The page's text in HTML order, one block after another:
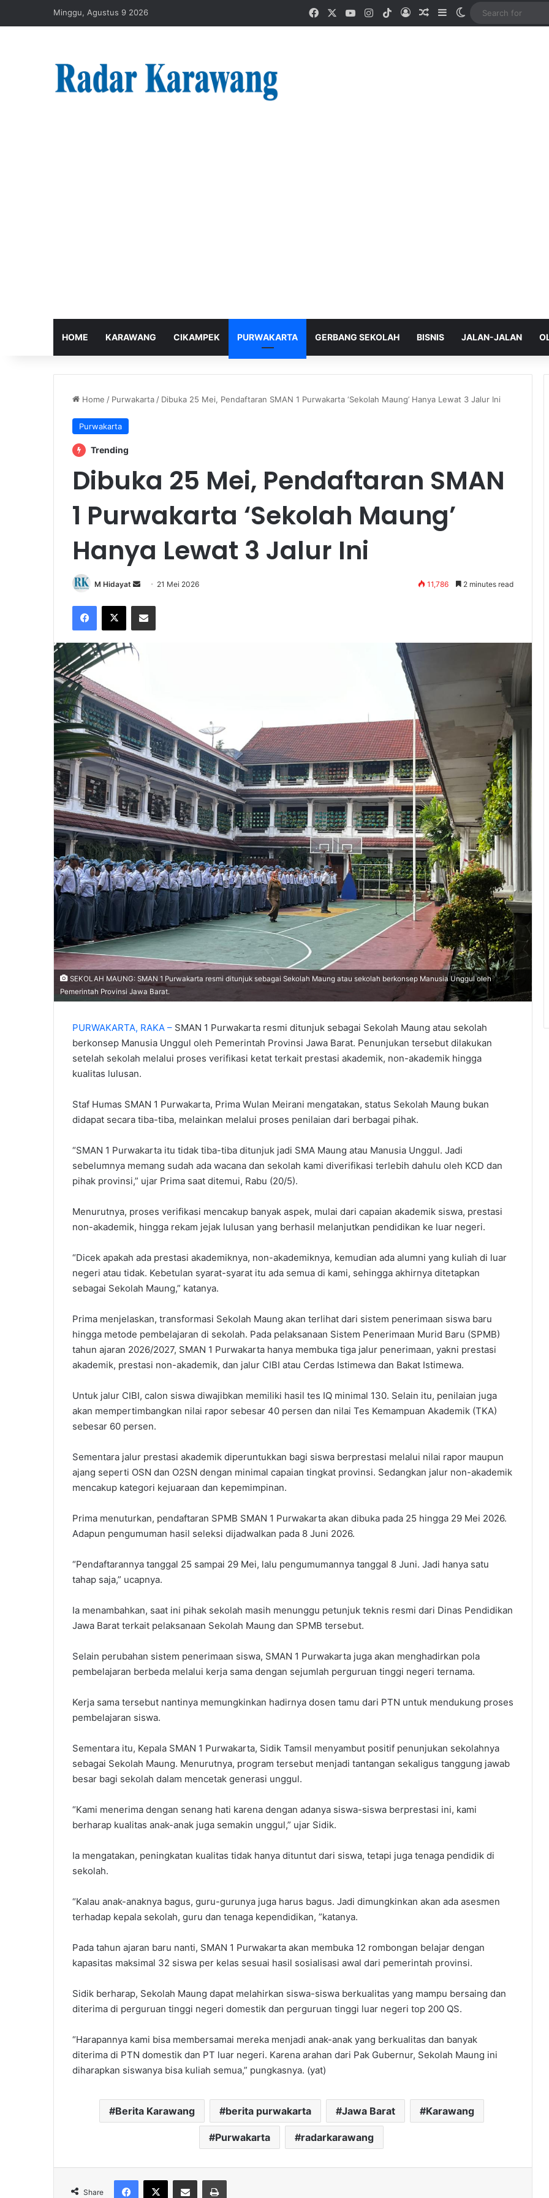
Minggu, Agustus 9 2026 FacebookYouTubeInstagram
TikTokLog InRandom Article
SidebarSwitch skin
HOME KARAWANG CIKAMPEK PURWAKARTA GERBANG SEKOLAH BISNIS JALAN-JALAN
Home / Purwakarta / Dibuka 25 Mei, Pendaftaran SMAN 1 Purwakarta ‘Sekolah Maung’ Hanya Lewat 3 Jalur Ini
Purwakarta
Trending
Dibuka 25 Mei, Pendaftaran SMAN
1 Purwakarta ‘Sekolah Maung’
Hanya Lewat 3 Jalur Ini
M Hidayat
Send
email
21 Mei 2026 11,786 2 minutes read
Facebook
X Share via Email
SEKOLAH MAUNG: SMAN 1 Purwakarta resmi ditunjuk sebagai Sekolah Maung atau sekolah berkonsep Manusia Unggul oleh
Pemerintah Provinsi Jawa Barat.
PURWAKARTA, RAKA – SMAN 1 Purwakarta resmi ditunjuk sebagai Sekolah Maung atau sekolah
berkonsep Manusia Unggul oleh Pemerintah Provinsi Jawa Barat. Penunjukan tersebut dilakukan
setelah sekolah melalui proses verifikasi ketat terkait prestasi akademik, non-akademik hingga
kualitas lulusan.
Staf Humas SMAN 1 Purwakarta, Prima Wulan Meirani mengatakan, status Sekolah Maung bukan
didapat secara tiba-tiba, melainkan melalui proses penilaian dari berbagai pihak.
“SMAN 1 Purwakarta itu tidak tiba-tiba ditunjuk jadi SMA Maung atau Manusia Unggul. Jadi
sebelumnya memang sudah ada wacana dan sekolah kami diverifikasi terlebih dahulu oleh KCD dan
pihak provinsi,” ujar Prima saat ditemui, Rabu (20/5).
Menurutnya, proses verifikasi mencakup banyak aspek, mulai dari capaian akademik siswa, prestasi
non-akademik, hingga rekam jejak lulusan yang berhasil melanjutkan pendidikan ke luar negeri.
“Dicek apakah ada prestasi akademiknya, non-akademiknya, kemudian ada alumni yang kuliah di luar
negeri atau tidak. Kebetulan syarat-syarat itu ada semua di kami, sehingga akhirnya ditetapkan
sebagai Sekolah Maung,” katanya.
Prima menjelaskan, transformasi Sekolah Maung akan terlihat dari sistem penerimaan siswa baru
hingga metode pembelajaran di sekolah. Pada pelaksanaan Sistem Penerimaan Murid Baru (SPMB)
tahun ajaran 2026/2027, SMAN 1 Purwakarta hanya membuka tiga jalur penerimaan, yakni prestasi
akademik, prestasi non-akademik, dan jalur CIBI atau Cerdas Istimewa dan Bakat Istimewa.
Untuk jalur CIBI, calon siswa diwajibkan memiliki hasil tes IQ minimal 130. Selain itu, penilaian juga
akan mempertimbangkan nilai rapor sebesar 40 persen dan nilai Tes Kemampuan Akademik (TKA)
sebesar 60 persen.
Sementara jalur prestasi akademik diperuntukkan bagi siswa berprestasi melalui nilai rapor maupun
ajang seperti OSN dan O2SN dengan minimal capaian tingkat provinsi. Sedangkan jalur non-akademik
mencakup kategori kejuaraan dan kepemimpinan.
Prima menuturkan, pendaftaran SPMB SMAN 1 Purwakarta akan dibuka pada 25 hingga 29 Mei 2026.
Adapun pengumuman hasil seleksi dijadwalkan pada 8 Juni 2026.
“Pendaftarannya tanggal 25 sampai 29 Mei, lalu pengumumannya tanggal 8 Juni. Jadi hanya satu
tahap saja,” ucapnya.
Ia menambahkan, saat ini pihak sekolah masih menunggu petunjuk teknis resmi dari Dinas Pendidikan
Jawa Barat terkait pelaksanaan Sekolah Maung dan SPMB tersebut.
Selain perubahan sistem penerimaan siswa, SMAN 1 Purwakarta juga akan menghadirkan pola
pembelajaran berbeda melalui kerja sama dengan sejumlah perguruan tinggi negeri ternama.
Kerja sama tersebut nantinya memungkinkan hadirnya dosen tamu dari PTN untuk mendukung proses
pembelajaran siswa.
Sementara itu, Kepala SMAN 1 Purwakarta, Sidik Tamsil menyambut positif penunjukan sekolahnya
sebagai Sekolah Maung. Menurutnya, program tersebut menjadi tantangan sekaligus tanggung jawab
besar bagi sekolah dalam mencetak generasi unggul.
“Kami menerima dengan senang hati karena dengan adanya siswa-siswa berprestasi ini, kami
berharap kualitas anak-anak juga semakin unggul,” ujar Sidik.
Ia mengatakan, peningkatan kualitas tidak hanya dituntut dari siswa, tetapi juga tenaga pendidik di
sekolah.
“Kalau anak-anaknya bagus, guru-gurunya juga harus bagus. Jadi dimungkinkan akan ada asesmen
terhadap kepala sekolah, guru dan tenaga kependidikan, ”katanya.
Pada tahun ajaran baru nanti, SMAN 1 Purwakarta akan membuka 12 rombongan belajar dengan
kapasitas maksimal 32 siswa per kelas sesuai hasil sosialisasi awal dari pemerintah provinsi.
Sidik berharap, Sekolah Maung dapat melahirkan siswa-siswa berkualitas yang mampu bersaing dan
diterima di perguruan tinggi negeri domestik dan perguruan tinggi luar negeri top 200 QS.
“Harapannya kami bisa membersamai mereka menjadi anak-anak yang berkualitas dan banyak
diterima di PTN domestik dan PT luar negeri. Karena arahan dari Pak Gubernur, Sekolah Maung ini
diharapkan siswanya bisa kuliah semua,” pungkasnya. (yat)
Berita Karawang berita purwakarta Jawa Barat Karawang
Purwakarta radarkarawang
Share
Facebook
X Share via Email Print